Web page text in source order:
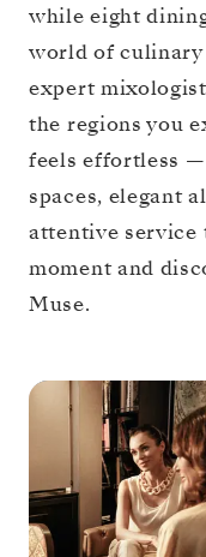
while eight
world of culinary
expert
the regions you
feels effortless
spaces, elegant
attentive service
moment and
Muse.